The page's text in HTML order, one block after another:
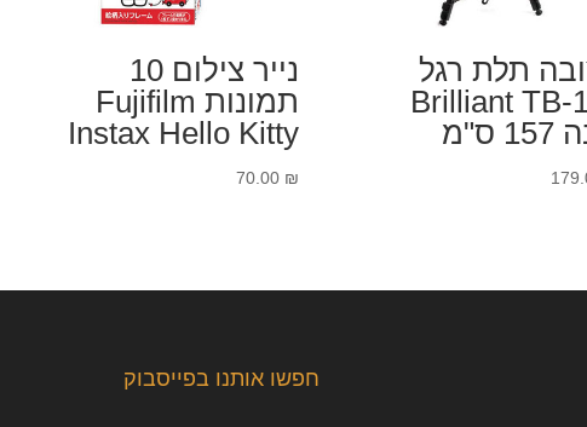
תלת רגל
Brilliant TB-
ס"מ
נייר צילום 10
תמונות Fujifilm
Instax Hello Kitty
70.00 ₪
חפשו אותנו בפייסבוק